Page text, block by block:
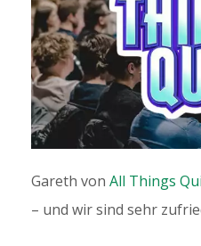
Gareth von All Things
– und wir sind sehr